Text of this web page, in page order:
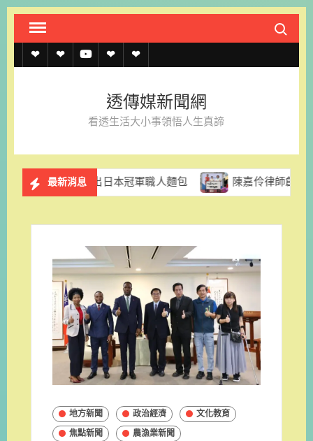
Skip
content
Search
透
約
透
上
記
單
透 聯
我
官
LINE
透傳媒新聞網
看透生活大小事領悟人生真諦
最新消息
出日本冠軍職人麵包 陳嘉伶律師創立易勝法律事務所
地方新聞 政治經濟
文化教育
焦點新聞
農漁業新聞